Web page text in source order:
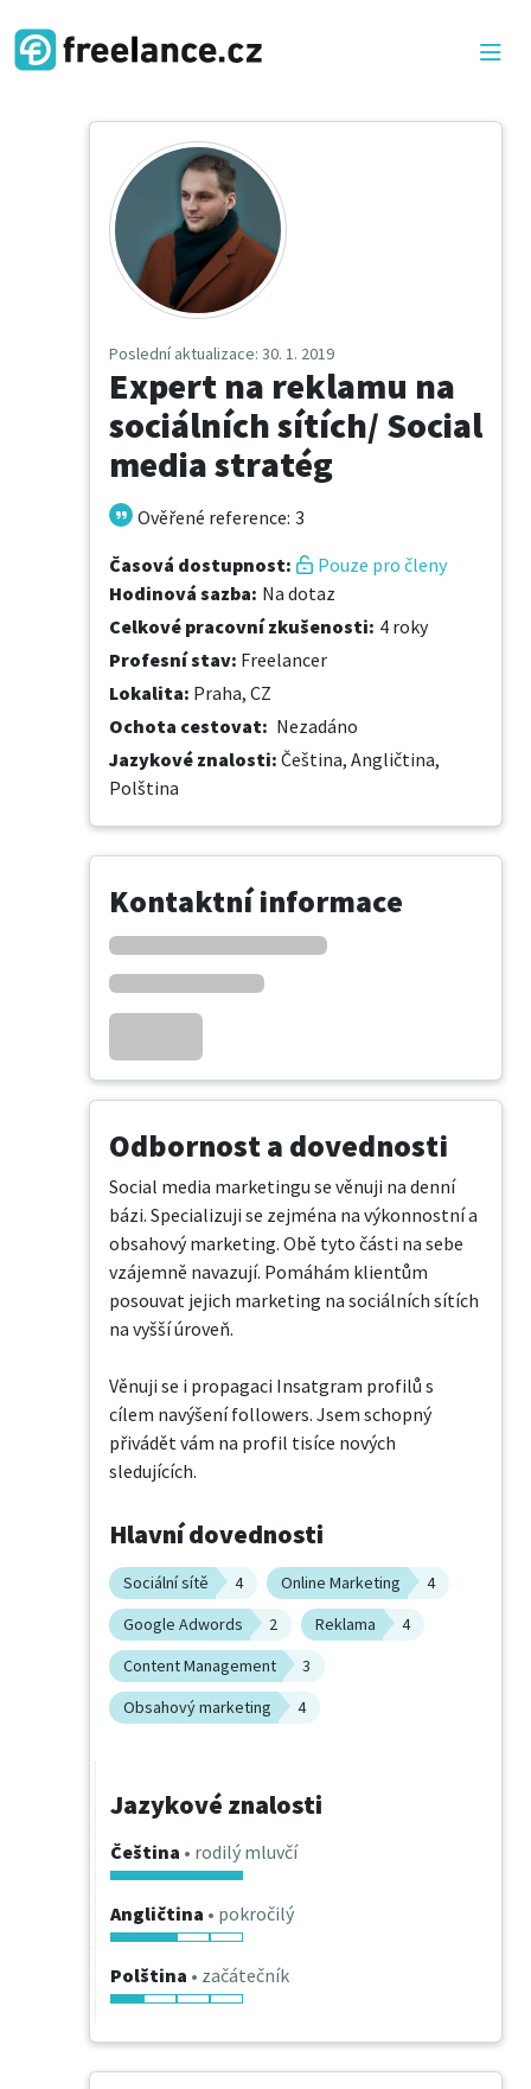
Poslední aktualizace: 30. 1. 2019
Expert na reklamu na
sociálních sítích/ Social
media stratég
Ověřené reference: 3
Časová dostupnost:
Pouze pro členy
Hodinová sazba: Na dotaz
Celkové pracovní zkušenosti: 4 roky
Profesní stav: Freelancer
Lokalita: Praha, CZ
Ochota cestovat: Nezadáno
Jazykové znalosti: Čeština, Angličtina,
Polština
Kontaktní informace
Odbornost a dovednosti
Social media marketingu se věnuji na denní
bázi. Specializuji se zejména na výkonnostní a
obsahový marketing. Obě tyto části na sebe
vzájemně navazují. Pomáhám klientům
posouvat jejich marketing na sociálních sítích
na vyšší úroveň.
Věnuji se i propagaci Insatgram profilů s
cílem navýšení followers. Jsem schopný
přivádět vám na profil tisíce nových
sledujících.
Hlavní dovednosti
Sociální sítě 4 Online Marketing
4
Google Adwords
2 Reklama
4
Content Management
3
Obsahový marketing
4
Jazykové znalosti
Čeština • rodilý mluvčí
Angličtina • pokročilý
Polština • začátečník